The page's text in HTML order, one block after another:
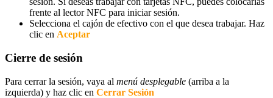
frente al lector NFC para iniciar sesión.
Selecciona el cajón de efectivo con el que desea trabajar. Haz
clic en Aceptar
Cierre de sesión
Para cerrar la sesión, vaya al menú desplegable (arriba a la
izquierda) y haz clic en Cerrar Sesión